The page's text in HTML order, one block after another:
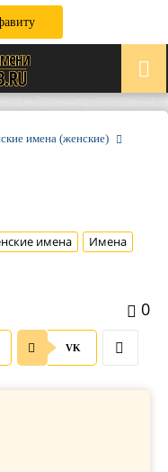
имена (женские)
имена Имена
0
VK